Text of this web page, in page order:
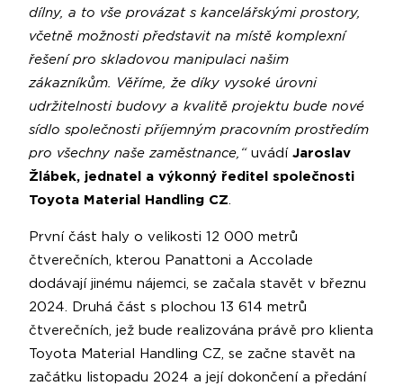
dílny, a to vše provázat s kancelářskými prostory,
včetně možnosti představit na místě komplexní
řešení pro skladovou manipulaci našim
zákazníkům. Věříme, že díky vysoké úrovni
udržitelnosti budovy a kvalitě projektu bude nové
sídlo společnosti příjemným pracovním prostředím
pro všechny naše zaměstnance,“ uvádí Jaroslav
Žlábek, jednatel a výkonný ředitel společnosti
Toyota Material Handling CZ.
První část haly o velikosti 12 000 metrů
čtverečních, kterou Panattoni a Accolade
dodávají jinému nájemci, se začala stavět v březnu
2024. Druhá část s plochou 13 614 metrů
čtverečních, jež bude realizována právě pro klienta
Toyota Material Handling CZ, se začne stavět na
začátku listopadu 2024 a její dokončení a předání